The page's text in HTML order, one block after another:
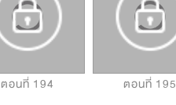
ตอนที่ 194 ตอนที่ 195